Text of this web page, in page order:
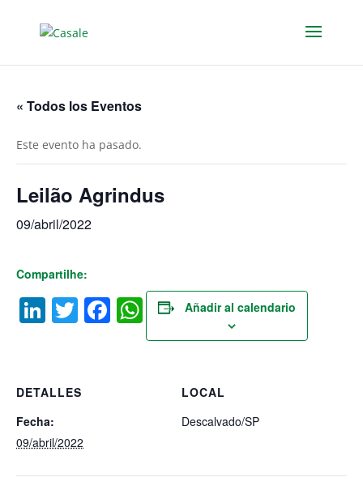
« Todos los Eventos
Este evento ha pasado.
Leilão Agrindus
09/abril/2022
Compartilhe:
LinkedIn
TwitterFacebook
WhatsApp
Añadir al calendario
DETALLES
Fecha:
09/abril/2022
LOCAL
Descalvado/SP